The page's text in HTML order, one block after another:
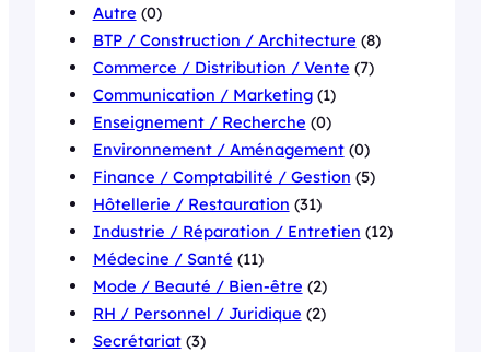
Autre (0)
BTP / Construction / Architecture (8)
Commerce / Distribution / Vente (7)
Communication / Marketing(1)
Enseignement / Recherche (0)
Environnement / Aménagement(0)
Finance / Comptabilité / Gestion (5)
Hôtellerie / Restauration (31)
Industrie / Réparation / Entretien (12)
Médecine / Santé (11)
Mode / Beauté / Bien-être (2)
RH / Personnel / Juridique (2)
Secrétariat(3)